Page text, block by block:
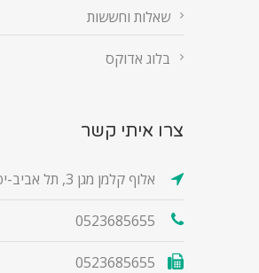
שאלות וחששות
בלוג אדוקס
צרו איתי קשר
אלוף קלמן מגן 3, תל אביב-יפו
0523685655
0523685655